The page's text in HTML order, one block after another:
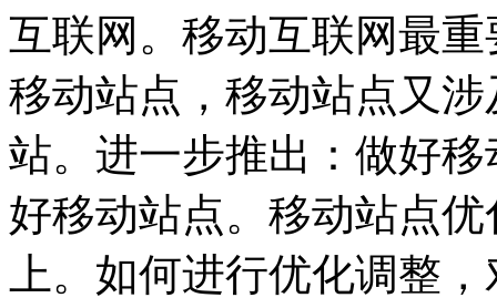
互联网。移动互联网最
移动站点，移动站点又
站。进一步推出：做好
好移动站点。移动站点
上。如何进行优化调整